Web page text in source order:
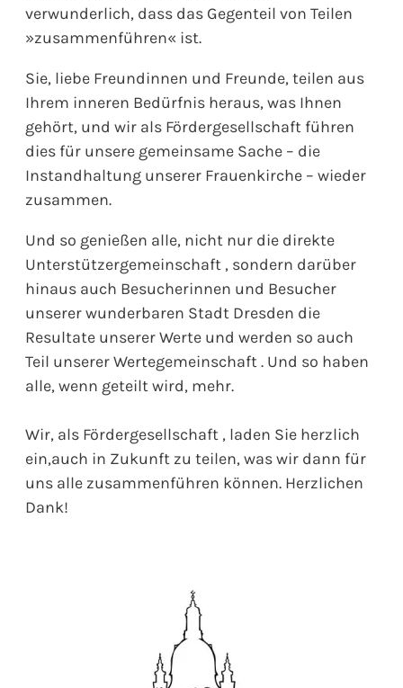
verwunderlich, dass das Gegenteil von Teilen
»zusammenführen« ist.
Sie, liebe Freundinnen und Freunde, teilen aus
Ihrem inneren Bedürfnis heraus, was Ihnen
gehört, und wir als Fördergesellschaft führen
dies für unsere gemeinsame Sache – die
Instandhaltung unserer Frauenkirche – wieder
zusammen.
Und so genießen alle, nicht nur die direkte
Unterstützergemeinschaft , sondern darüber
hinaus auch Besucherinnen und Besucher
unserer wunderbaren Stadt Dresden die
Resultate unserer Werte und werden so auch
Teil unserer Wertegemeinschaft . Und so haben
alle, wenn geteilt wird, mehr.
Wir, als Fördergesellschaft , laden Sie herzlich
ein,auch in Zukunft zu teilen, was wir dann für
uns alle zusammenführen können. Herzlichen
Dank!